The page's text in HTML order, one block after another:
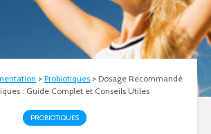
> Probiotiques > Dosage Recommandé
: Guide Complet et Conseils Utiles
PROBIOTIQUES